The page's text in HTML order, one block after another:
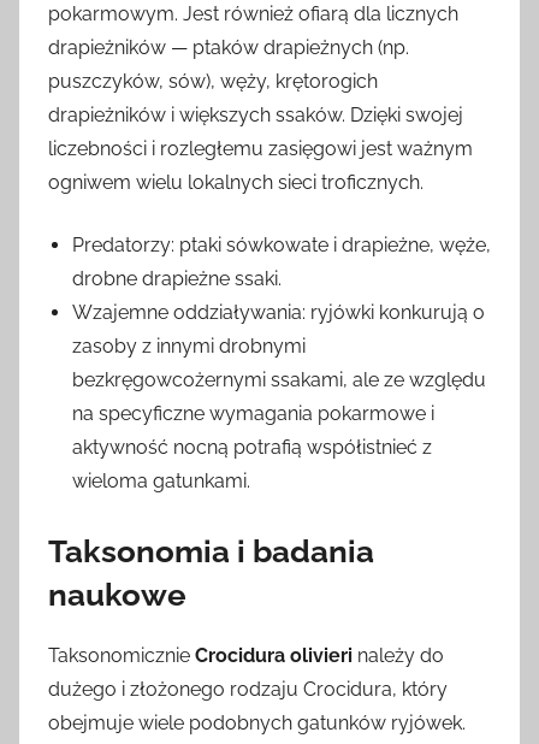
pokarmowym. Jest również ofiarą dla licznych
drapieżników — ptaków drapieżnych (np.
puszczyków, sów), węży, krętorogich
drapieżników i większych ssaków. Dzięki swojej
liczebności i rozległemu zasięgowi jest ważnym
ogniwem wielu lokalnych sieci troficznych.
Predatorzy: ptaki sówkowate i drapieżne, węże,
drobne drapieżne ssaki.
Wzajemne oddziaływania: ryjówki konkurują o
zasoby z innymi drobnymi
bezkręgowcożernymi ssakami, ale ze względu
na specyficzne wymagania pokarmowe i
aktywność nocną potrafią współistnieć z
wieloma gatunkami.
Taksonomia i badania
naukowe
Taksonomicznie Crocidura olivieri należy do
dużego i złożonego rodzaju Crocidura, który
obejmuje wiele podobnych gatunków ryjówek.